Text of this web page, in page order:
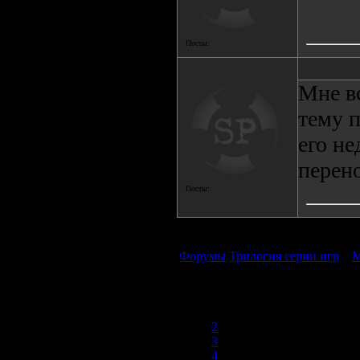
Посты:
Посты:
Мне
тему
его
Форумы Трилогия серии игр
2
3
4